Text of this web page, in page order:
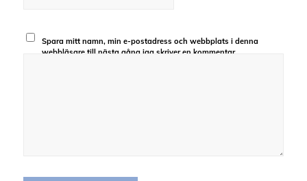
Spara mitt namn, min e-postadress och webbplats i denna
webbläsare till nästa gång jag skriver en kommentar.